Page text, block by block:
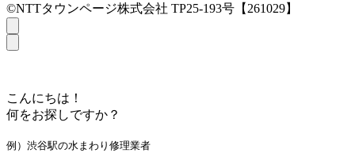
©NTTタウンページ株式会社 TP25-193号【261029】
こんにちは！
何をお探しですか？
例）渋谷駅の水まわり修理業者